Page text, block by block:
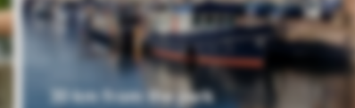
30 km from the park